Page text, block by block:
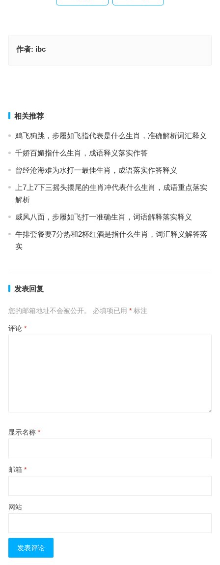
作者: ibc
相关推荐
鸡飞狗跳，步履如飞指代表是什么生肖，准确解析词汇释义
千娇百媚指什么生肖，成语释义落实作答
曾经沧海难为水打一最佳生肖，成语落实作答释义
上7上7下三摇头摆尾的生肖冲代表什么生肖，成语重点落实
解析
威风八面，步履如飞打一准确生肖，词语解释落实释义
牛排套餐要7分热和2杯红酒是指什么生肖，词汇释义解答落
实
发表回复
您的邮箱地址不会被公开。 必填项已用 *标注
评论 *
显示名称 *
邮箱 *
网站